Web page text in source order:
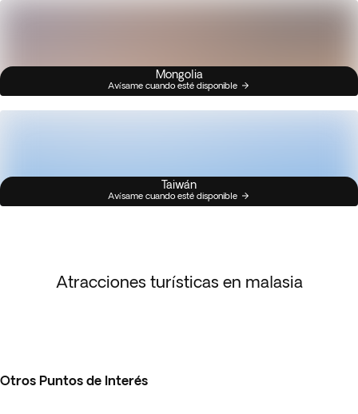
Mongolia
Avísame cuando esté disponible
Taiwán
Avísame cuando esté disponible
Atracciones turísticas en malasia
Otros Puntos de Interés